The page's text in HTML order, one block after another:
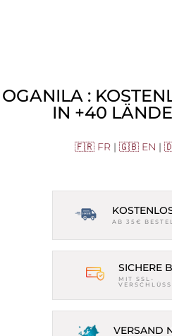
OGANILA :
IN +40
🇫🇷 FR | 🇬🇧 EN |
AB 35€
SICHERE
MIT SSL-
VERSAND